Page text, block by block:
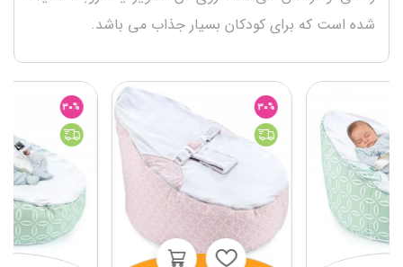
شده است که برای کودکان بسیار جذاب می باشد.
30%
30%